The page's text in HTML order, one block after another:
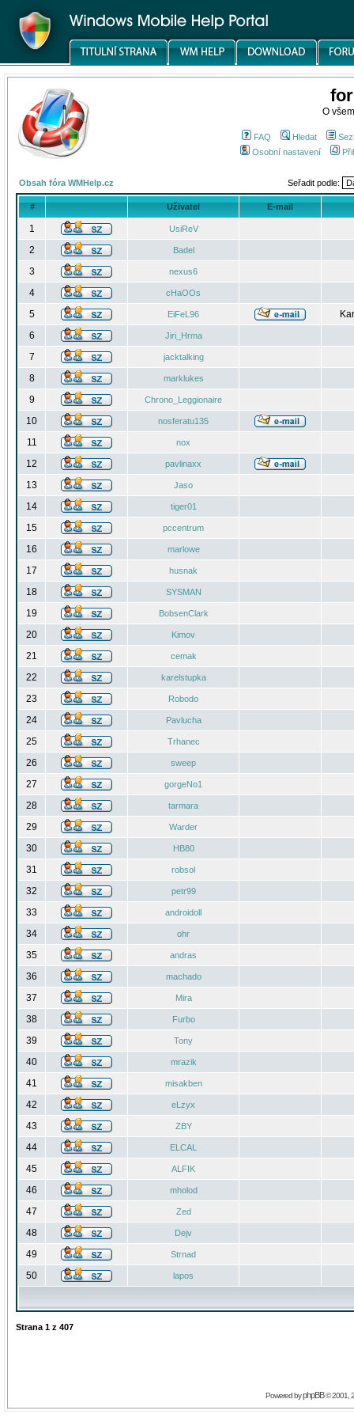
O
FAQ Hledat
Osobní nastavení
Obsah fóra WMHelp.cz Seřadit podle:
# Uživatel E-mail
1 UsiReV
2 Badel
3 nexus6
4 cHaOOs
5 EiFeL96
6
Jiri_Hrma
7 jacktalking
8 marklukes
9 Chrono_Leggionaire
10 nosferatu135
11 nox
12 pavlinaxx
13 Jaso
14 tiger01
15 pccentrum
16 marlowe
17 husnak
18 SYSMAN
19 BobsenClark
20 Kimov
21 cemak
22 karelstupka
23 Robodo
24 Pavlucha
25 Trhanec
26 sweep
27 gorgeNo1
28 tarmara
29 Warder
30 HB80
31 robsol
32 petr99
33 androidoll
34 ohr
35 andras
36 machado
37 Mira
38 Furbo
39 Tony
40 mrazik
41 misakben
42 eLzyx
43 ZBY
44 ELCAL
45 ALFIK
46 mholod
47 Zed
48 Dejv
49 Strnad
50 lapos
Strana 1 z 407
Powered byphpBB© 2001,